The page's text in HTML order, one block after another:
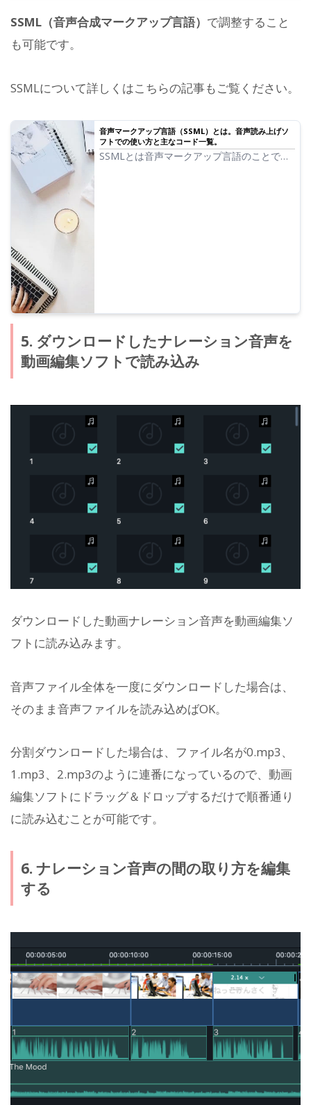
SSML（音声合成マークアップ言語） で調整すること
も可能です。
SSMLについて詳しくはこちらの記事もご覧ください。
音声マークアップ言語（SSML）とは。音声読み上げソ
フトでの使い方と主なコード一覧。
SSMLとは音声マークアップ言語のことで
5. ダウンロードしたナレーション音声を
動画編集ソフトで読み込み
ダウンロードした動画ナレーション音声を動画編集ソ
フトに読み込みます。
音声ファイル全体を一度にダウンロードした場合は、
そのまま音声ファイルを読み込めばOK。
分割ダウンロードした場合は、ファイル名が0.mp3、
1.mp3、2.mp3のように連番になっているので、動画
編集ソフトにドラッグ＆ドロップするだけで順番通り
に読み込むことが可能です。
6. ナレーション音声の間の取り方を編集
する